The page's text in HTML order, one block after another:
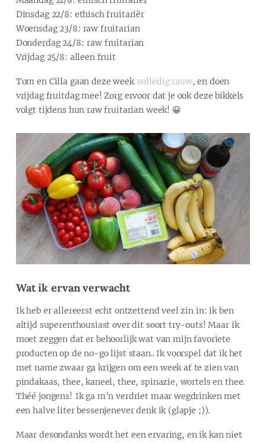
Dinsdag 22/8: ethisch fruitariër
Woensdag 23/8: raw fruitarian
Donderdag 24/8: raw fruitarian
Vrijdag 25/8: alleen fruit
Tom en Cilla gaan deze week volledig rauw, en doen
vrijdag fruitdag mee! Zorg ervoor dat je ook deze bikkels
volgt tijdens hun raw fruitarian week! 😀
Wat ik ervan verwacht
Ik heb er allereerst echt ontzettend veel zin in: ik ben
altijd superenthousiast over dit soort try-outs! Maar ik
moet zeggen dat er behoorlijk wat van mijn favoriete
producten op de no-go lijst staan.. Ik voorspel dat ik het
met name zwaar ga krijgen om een week af te zien van
pindakaas, thee, kaneel, thee, spinazie, wortels en thee.
Théé jongens! Ik ga m’n verdriet maar wegdrinken met
een halve liter bessenjenever denk ik (glapje ;)).
Maar desondanks wordt het een ervaring, en ik kan niet